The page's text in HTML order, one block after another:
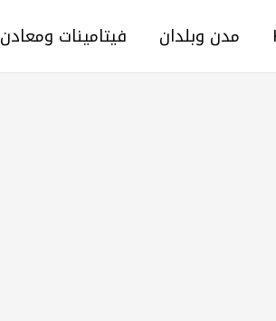
مدن وبلدان فيتامينات ومعادن